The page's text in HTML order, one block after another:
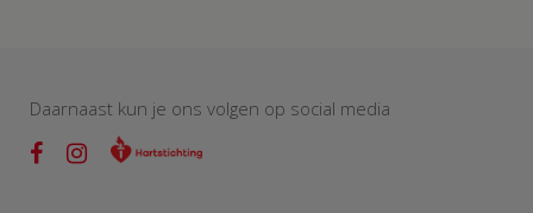
Daarnaast kun je ons volgen op social media